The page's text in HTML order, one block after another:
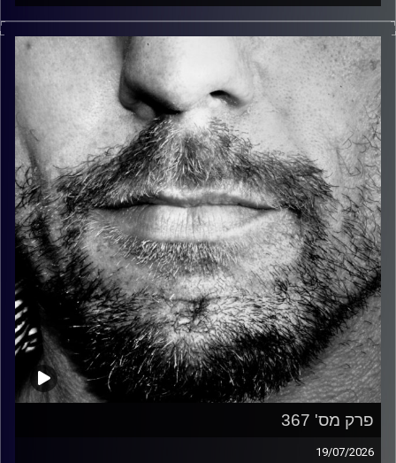
זיפים, מוזיקה מחוספסת של הופעות חיות. הרבה ג'אם, רוק,
בלוז, bluegrass, ג'אז, Fאנק, פרוגרסיב ואפילו אלקטרוניקה.
כל מה שחי, אמיתי ונושם.
עם שמוליק רגב.
קרדיט תמונות: David Goehring
פרק מס' 367
19/07/2026